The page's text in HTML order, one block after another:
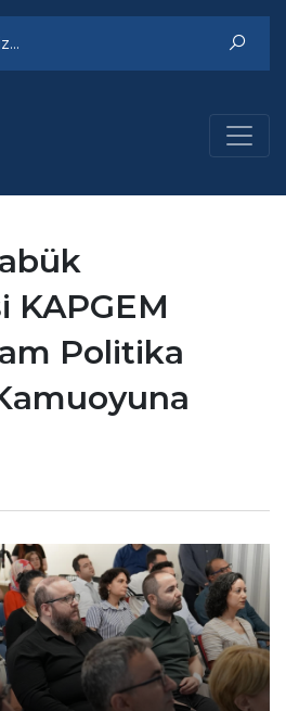
KAPGEM
Politika